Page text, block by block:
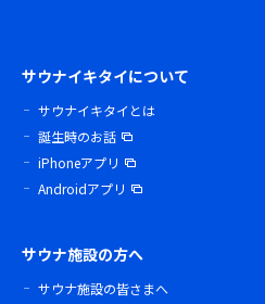
サウナイキタイについて
サウナイキタイとは
誕生時のお話
iPhoneアプリ
Androidアプリ
サウナ施設の方へ
サウナ施設の皆さまへ